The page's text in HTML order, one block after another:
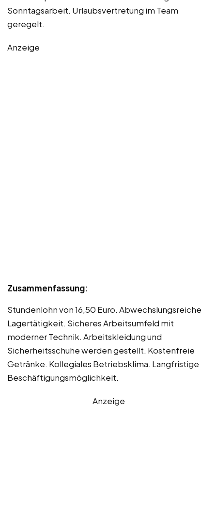
Sonntagsarbeit. Urlaubsvertretung im Team
geregelt.
Anzeige
Zusammenfassung:
Stundenlohn von 16,50 Euro. Abwechslungsreiche
Lagertätigkeit. Sicheres Arbeitsumfeld mit
moderner Technik. Arbeitskleidung und
Sicherheitsschuhe werden gestellt. Kostenfreie
Getränke. Kollegiales Betriebsklima. Langfristige
Beschäftigungsmöglichkeit.
Anzeige